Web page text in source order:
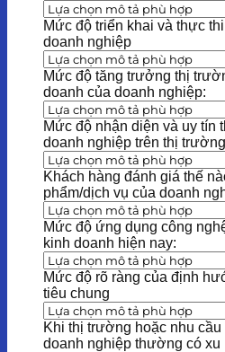
Mức độ triển khai và thực
doanh nghiệp
Mức độ tăng trưởng thị
doanh của doanh nghiệp:
Mức độ nhận diện và uy tín
doanh nghiệp trên thị
Khách hàng đánh giá thế nào về trải nghiệm sản
phẩm/dịch vụ của doanh
Mức độ ứng dụng công
kinh doanh hiện nay:
Mức độ rõ ràng của định
tiêu chung
Khi thị trường hoặc nhu
doanh nghiệp